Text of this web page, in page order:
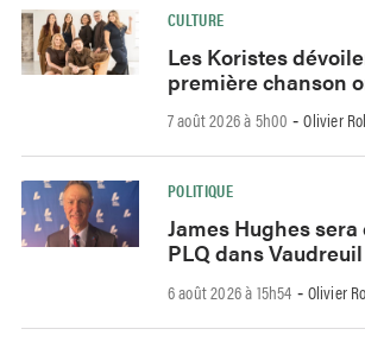
CULTURE
Les Koristes
première chanson
7 août 2026 à 5h00 -Olivier
POLITIQUE
James Hughes
PLQ dans Vaudreuil
6 août 2026 à 15h54 - Olivier